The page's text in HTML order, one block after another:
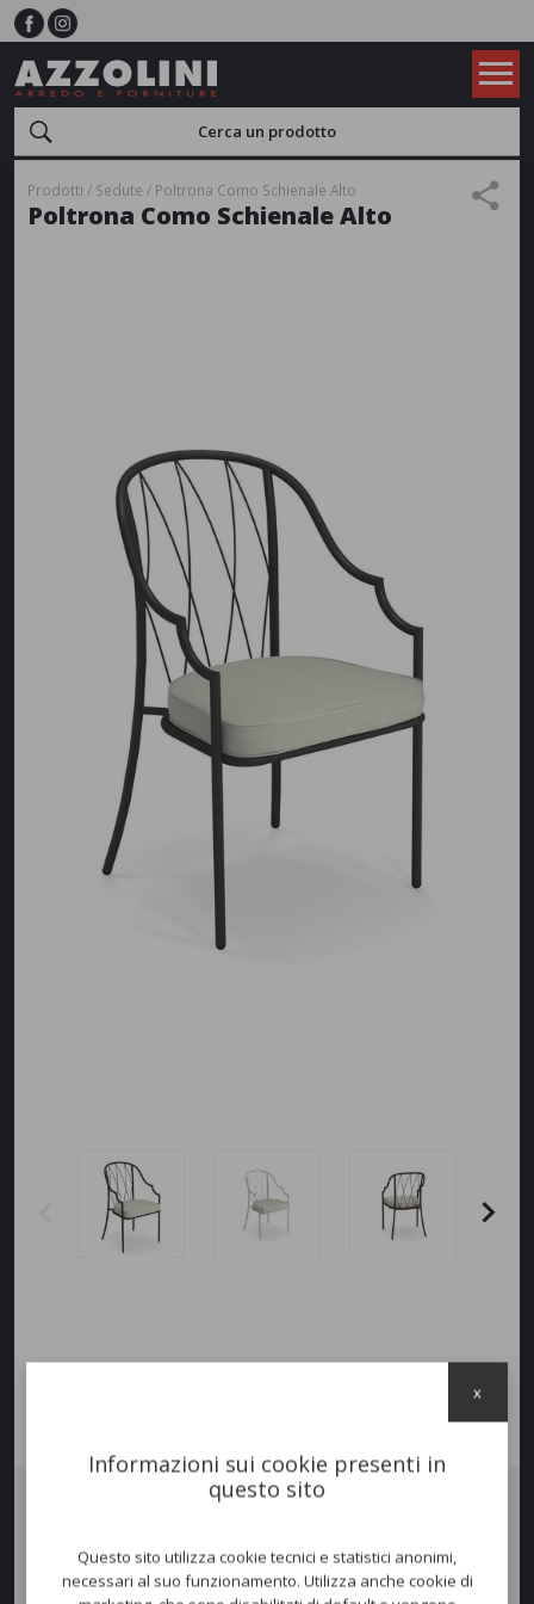
Prodotti Sedute Poltrona Como Schienale Alto
Poltrona Como Schienale Alto
tubodiacciaiodiametro 22mm. L'intera strutturaèzincata a
caldocon un pretrattamento di cataforesi e successivamente un
trattamento di verniciatura con polvere termoindurente.
Informazioni sui cookie presenti in
questo sito
Questo sito utilizza cookie tecnici e statistici anonimi,
necessari al suo funzionamento. Utilizza anche cookie di
x